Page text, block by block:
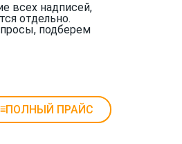
всех надписей,
отдельно.
подберем
ПОЛНЫЙ ПРАЙС